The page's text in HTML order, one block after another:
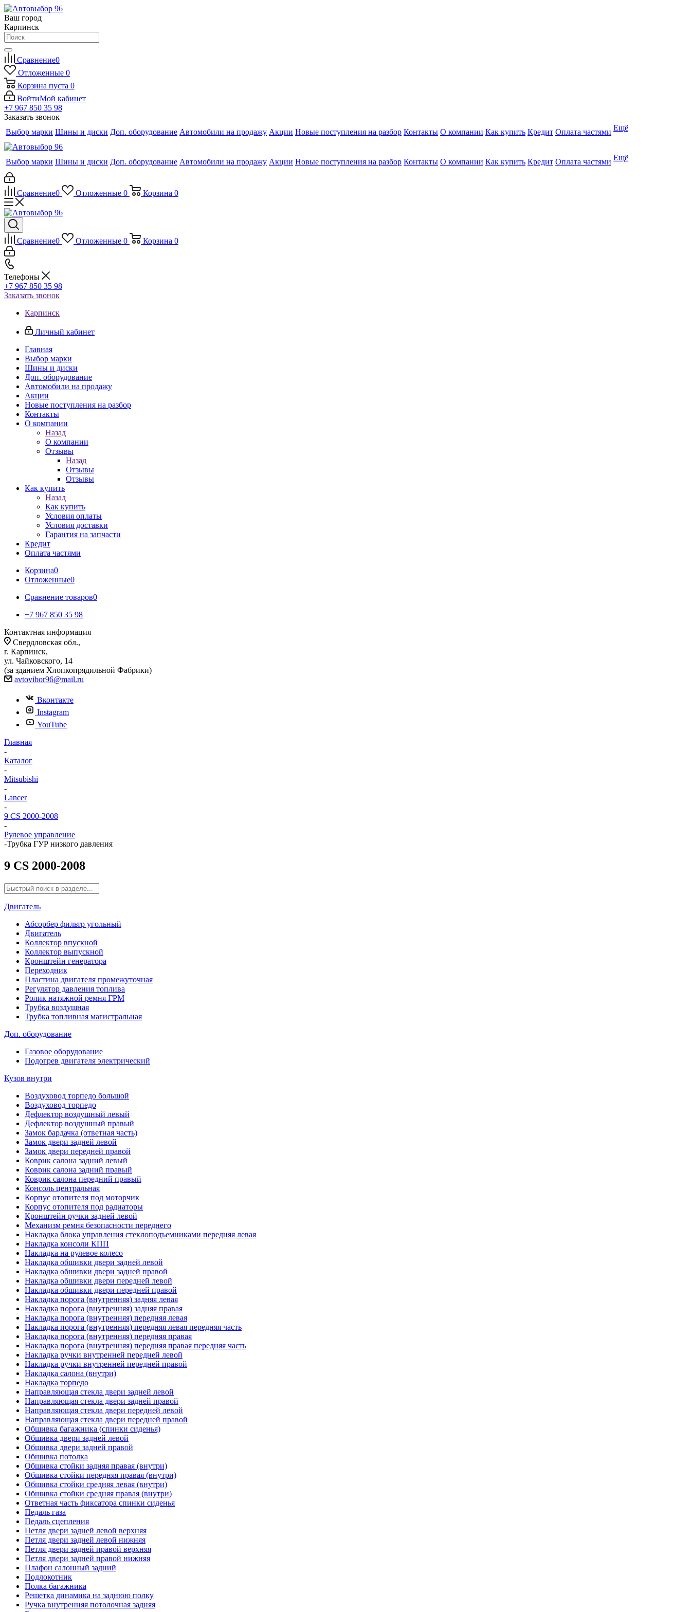
Ваш город
Карпинск
Сравнение0
Отложенные 0
Корзина пуста 0
ВойтиМой кабинет
+7 967 850 35 98
Заказать звонок
Выбор марки Шины и диски Доп. оборудование Автомобили на продажу Акции Новые поступления на разбор Контакты О компании Как купить Кредит Оплата частями Ещё
Выбор марки Шины и диски Доп. оборудование Автомобили на продажу Акции Новые поступления на разбор Контакты О компании Как купить Кредит Оплата частями Ещё
Сравнение0 Отложенные 0 Корзина 0
Сравнение0 Отложенные 0 Корзина 0
Телефоны
+7 967 850 35 98
Заказать звонок
Карпинск
Личный кабинет
Главная
Выбор марки
Шины и диски
Доп. оборудование
Автомобили на продажу
Акции
Новые поступления на разбор
Контакты
О компании
Назад
О компании
Отзывы
Назад
Отзывы
Отзывы
Как купить
Назад
Как купить
Условия оплаты
Условия доставки
Гарантия на запчасти
Кредит
Оплата частями
Корзина0
Отложенные0
Сравнение товаров0
+7 967 850 35 98
Контактная информация
Свердловская обл.,
г. Карпинск,
ул. Чайковского, 14
(за зданием Хлопкопрядильной Фабрики)
avtovibor96@mail.ru
Вконтакте
Instagram
YouTube
Главная
-
Каталог
-
Mitsubishi
-
Lancer
-
9 CS 2000-2008
-
Рулевое управление
-Трубка ГУР низкого давления
9 CS 2000-2008
Двигатель
Абсорбер фильтр угольный
Двигатель
Коллектор впускной
Коллектор выпускной
Кронштейн генератора
Переходник
Пластина двигателя промежуточная
Регулятор давления топлива
Ролик натяжной ремня ГРМ
Трубка воздушная
Трубка топливная магистральная
Доп. оборудование
Газовое оборудование
Подогрев двигателя электрический
Кузов внутри
Воздуховод торпедо большой
Воздуховод торпедо
Дефлектор воздушный левый
Дефлектор воздушный правый
Замок бардачка (ответная часть)
Замок двери задней левой
Замок двери передней правой
Коврик салона задний левый
Коврик салона задний правый
Коврик салона передний правый
Консоль центральная
Корпус отопителя под моторчик
Корпус отопителя под радиаторы
Кронштейн ручки задней левой
Механизм ремня безопасности переднего
Накладка блока управления стеклоподъемниками передняя левая
Накладка консоли КПП
Накладка на рулевое колесо
Накладка обшивки двери задней левой
Накладка обшивки двери задней правой
Накладка обшивки двери передней левой
Накладка обшивки двери передней правой
Накладка порога (внутренняя) задняя левая
Накладка порога (внутренняя) задняя правая
Накладка порога (внутренняя) передняя левая
Накладка порога (внутренняя) передняя левая передняя часть
Накладка порога (внутренняя) передняя правая
Накладка порога (внутренняя) передняя правая передняя часть
Накладка ручки внутренней передней левой
Накладка ручки внутренней передней правой
Накладка салона (внутри)
Накладка торпедо
Направляющая стекла двери задней левой
Направляющая стекла двери задней правой
Направляющая стекла двери передней левой
Направляющая стекла двери передней правой
Обшивка багажника (спинки сиденья)
Обшивка двери задней левой
Обшивка двери задней правой
Обшивка потолка
Обшивка стойки задняя правая (внутри)
Обшивка стойки передняя правая (внутри)
Обшивка стойки средняя левая (внутри)
Обшивка стойки средняя правая (внутри)
Ответная часть фиксатора спинки сиденья
Педаль газа
Педаль сцепления
Петля двери задней левой верхняя
Петля двери задней левой нижняя
Петля двери задней правой верхняя
Петля двери задней правой нижняя
Плафон салонный задний
Подлокотник
Полка багажника
Решетка динамика на заднюю полку
Ручка внутренняя потолочная задняя